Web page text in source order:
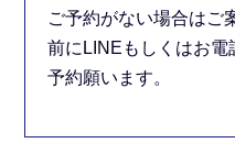
ご予約がない場合はご
前にLINEもしくはお
予約願います。